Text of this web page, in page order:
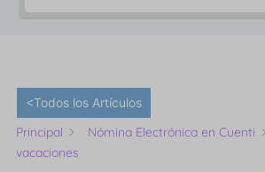
<Todos los Artículos
Principal Nómina Electrónica en Cuenti
vacaciones